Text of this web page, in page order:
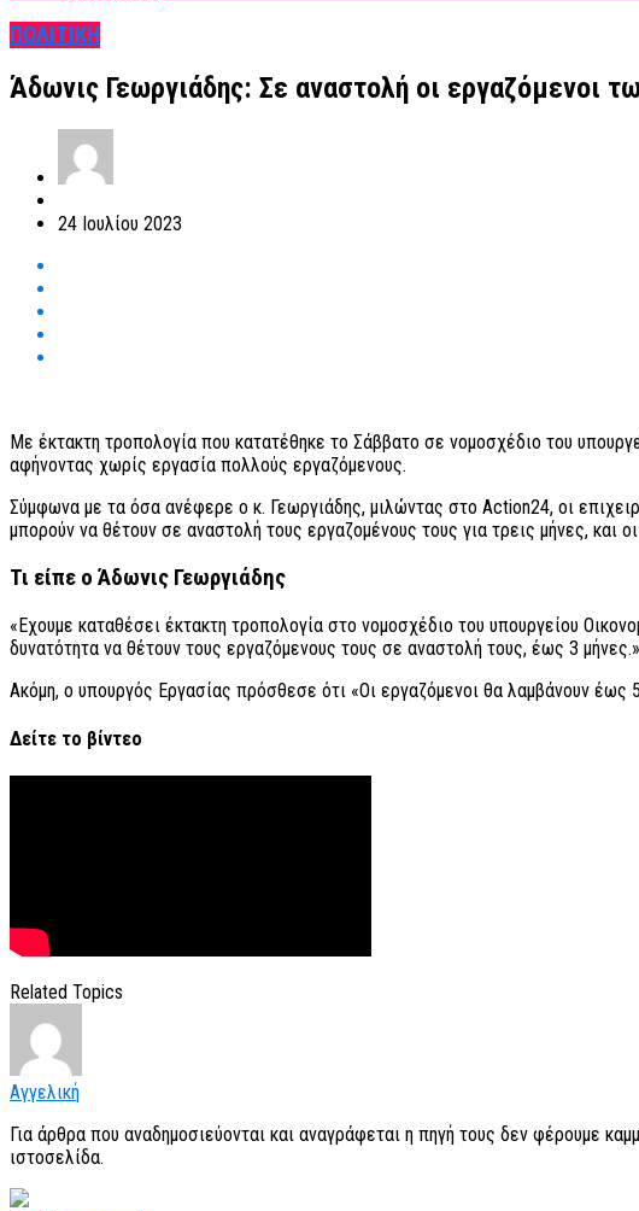
ΠΟΛΙΤΙΚΗ
Άδωνις Γεωργιάδης: Σε αναστολή οι εργαζόμενοι
24 Ιουλίου 2023
Με έκτακτη τροπολογία που κατατέθηκε το Σάββατο σε νομοσχέδιο του
αφήνοντας χωρίς εργασία πολλούς εργαζόμενους.
Σύμφωνα με τα όσα ανέφερε ο κ. Γεωργιάδης, μιλώντας στο Action24, οι
μπορούν να θέτουν σε αναστολή τους εργαζομένους τους για τρεις μήνες,
Τι είπε ο Άδωνις Γεωργιάδης
«Εχουμε καταθέσει έκτακτη τροπολογία στο νομοσχέδιο του υπουργείου
δυνατότητα να θέτουν τους εργαζόμενους τους σε αναστολή τους, έως 3 μήνες.»
Ακόμη, ο υπουργός Εργασίας πρόσθεσε ότι «Οι εργαζόμενοι θα λαμβάνουν
Δείτε το βίντεο
Related Topics
Αγγελική
Για άρθρα που αναδημοσιεύονται και αναγράφεται η πηγή τους δεν φέρουμε
ιστοσελίδα.